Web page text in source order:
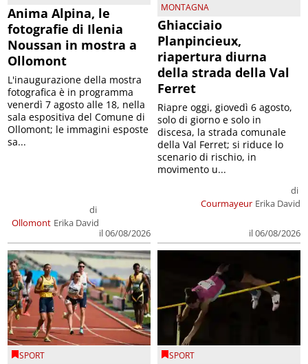
Anima Alpina, le
fotografie di Ilenia
Noussan in mostra a
Ollomont
Ollomont
di
Erika David
il 06/08/2026
L'inaugurazione della mostra
fotografica è in programma
venerdì 7 agosto alle 18, nella
sala espositiva del Comune di
Ollomont; le immagini esposte
sa...
MONTAGNA
Ghiacciaio
Planpincieux,
riapertura diurna
della strada della Val
Ferret
Courmayeur
di
Erika David
il 06/08/2026
Riapre oggi, giovedì 6 agosto,
solo di giorno e solo in
discesa, la strada comunale
della Val Ferret; si riduce lo
scenario di rischio, in
movimento u...
SPORT SPORT